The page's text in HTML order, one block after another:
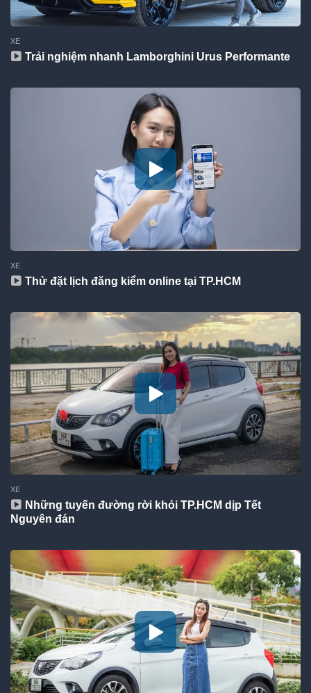
XE
Trải nghiệm nhanh Lamborghini Urus Performante
XE
Thử đặt lịch đăng kiểm online tại TP.HCM
XE
Những tuyến đường rời khỏi TP.HCM dịp Tết
Nguyên đán